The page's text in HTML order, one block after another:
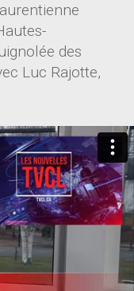
des
Luc Rajotte,